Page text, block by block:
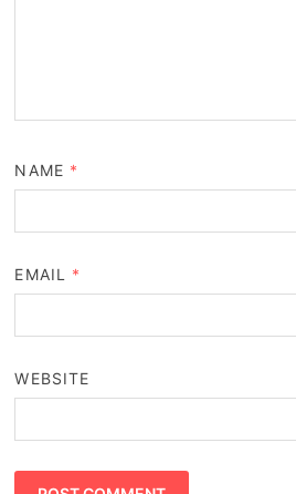
NAME *
EMAIL *
WEBSITE